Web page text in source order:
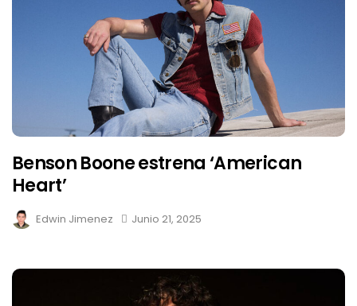
Benson Boone estrena ‘American
Heart’
Edwin Jimenez Junio 21, 2025